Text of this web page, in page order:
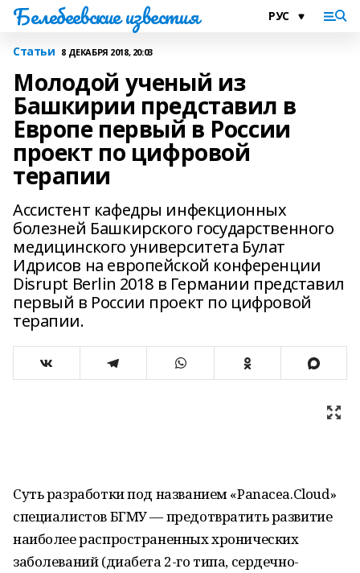
Белебеевские известия
Статьи 8 ДЕКАБРЯ 2018, 20:03
Молодой ученый из
Башкирии представил в
Европе первый в России
проект по цифровой
терапии
Ассистент кафедры инфекционных
болезней Башкирского государственного
медицинского университета Булат
Идрисов на европейской конференции
Disrupt Berlin 2018 в Германии представил
первый в России проект по цифровой
терапии.
Суть разработки под названием «Panacea.Cloud»
специалистов БГМУ — предотвратить развитие
наиболее распространенных хронических
заболеваний (диабета 2-го типа, сердечно-